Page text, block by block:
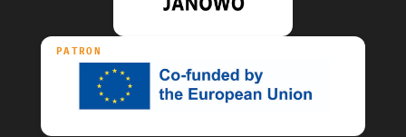
PATRON